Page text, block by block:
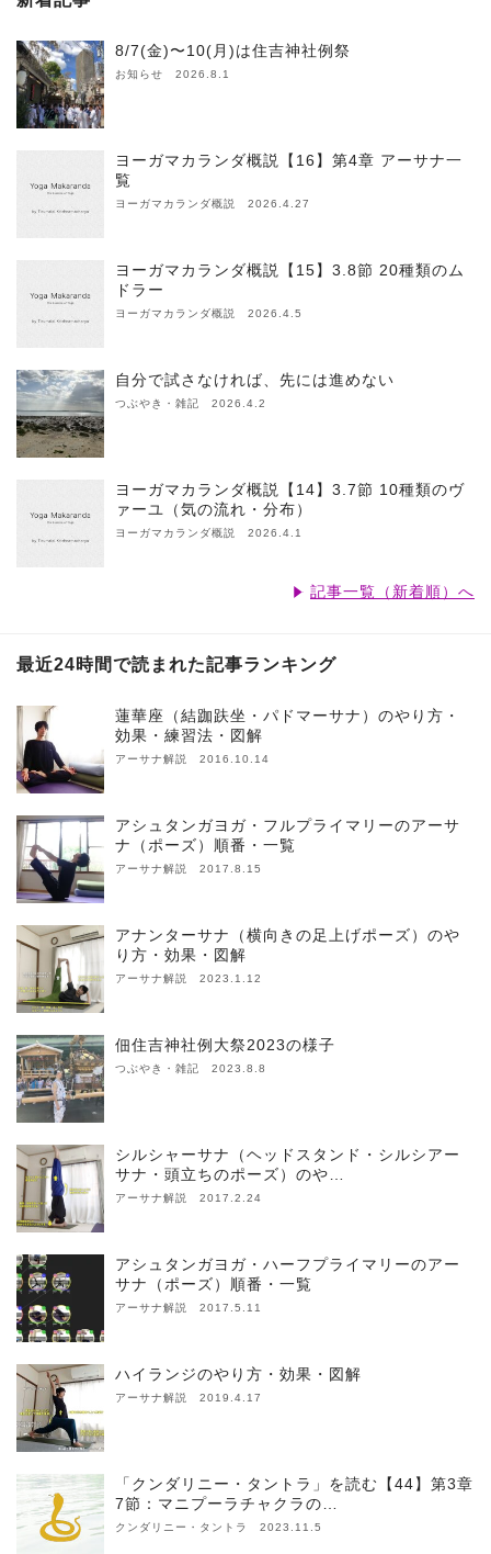
8/7(金)〜10(月)は住吉神社例祭
お知らせ 2026.8.1
ヨーガマカランダ概説【16】第4章 アーサナ一
覧
ヨーガマカランダ概説 2026.4.27
ヨーガマカランダ概説【15】3.8節 20種類のム
ドラー
ヨーガマカランダ概説 2026.4.5
自分で試さなければ、先には進めない
つぶやき・雑記 2026.4.2
ヨーガマカランダ概説【14】3.7節 10種類のヴ
ァーユ（気の流れ・分布）
ヨーガマカランダ概説 2026.4.1
記事一覧（新着順）へ
最近24時間で読まれた記事ランキング
蓮華座（結跏趺坐・パドマーサナ）のやり方・
効果・練習法・図解
アーサナ解説 2016.10.14
アシュタンガヨガ・フルプライマリーのアーサ
ナ（ポーズ）順番・一覧
アーサナ解説 2017.8.15
アナンターサナ（横向きの足上げポーズ）のや
り方・効果・図解
アーサナ解説 2023.1.12
佃住吉神社例大祭2023の様子
つぶやき・雑記 2023.8.8
シルシャーサナ（ヘッドスタンド・シルシアー
サナ・頭立ちのポーズ）のや…
アーサナ解説 2017.2.24
アシュタンガヨガ・ハーフプライマリーのアー
サナ（ポーズ）順番・一覧
アーサナ解説 2017.5.11
ハイランジのやり方・効果・図解
アーサナ解説 2019.4.17
「クンダリニー・タントラ」を読む【44】第3章
7節：マニプーラチャクラの…
クンダリニー・タントラ 2023.11.5